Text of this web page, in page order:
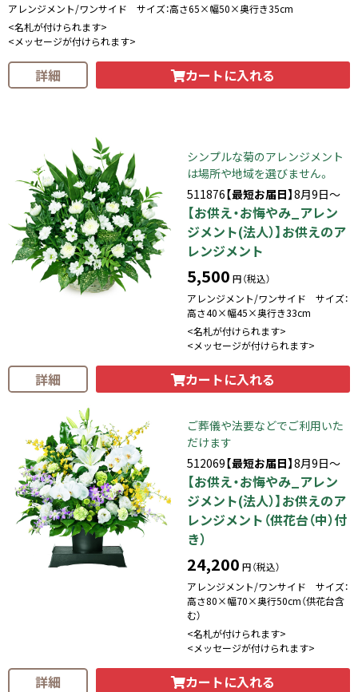
アレンジメント/ワンサイド サイズ：高さ65×幅50×奥行き35cm
<名札が付けられます>
<メッセージが付けられます>
詳細 カートに入れる
シンプルな菊のアレンジメント
は場所や地域を選びません。
511876【最短お届日】8月9日～
【お供え・お悔やみ_アレン
ジメント(法人）】お供えのア
レンジメント
5,500 円（税込）
アレンジメント/ワンサイド サイズ：
高さ40×幅45×奥行き33cm
<名札が付けられます>
<メッセージが付けられます>
詳細 カートに入れる
ご葬儀や法要などでご利用いた
だけます
512069【最短お届日】8月9日～
【お供え・お悔やみ_アレン
ジメント(法人）】お供えのア
レンジメント（供花台（中）付
き）
24,200 円（税込）
アレンジメント/ワンサイド サイズ：
高さ80×幅70×奥行50cm（供花台含
む）
<名札が付けられます>
<メッセージが付けられます>
詳細 カートに入れる